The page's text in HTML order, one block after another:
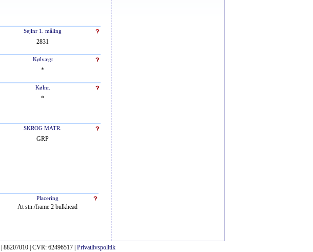
Sejlnr 1. måling
2831
Kølvægt
*
Kølnr.
*
SKROG MATR.
GRP
Placering
At stn./frame 2 bulkhead
| 88207010 | CVR: 62496517 | Privatlivspolitik